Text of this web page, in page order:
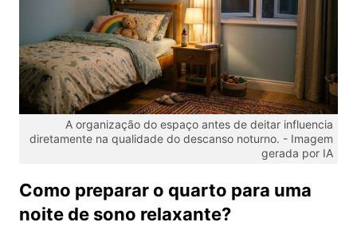
A organização do espaço antes de deitar influencia
diretamente na qualidade do descanso noturno. - Imagem
gerada por IA
Como preparar o quarto para uma
noite de sono relaxante?